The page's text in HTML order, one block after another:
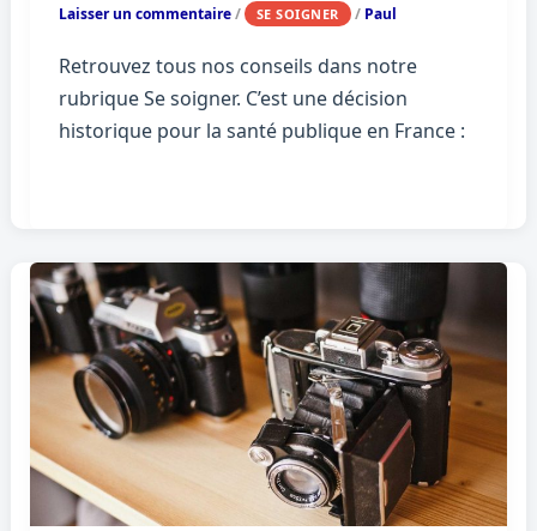
Laisser un commentaire/ SE SOIGNER / Paul
Retrouvez tous nos conseils dans notre
rubrique Se soigner. C’est une décision
historique pour la santé publique en France :